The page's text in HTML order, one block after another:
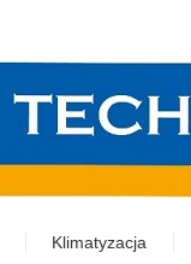
Klimatyzacja